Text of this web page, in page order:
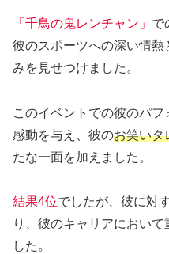
「千鳥の鬼レンチャン」 で
彼のスポーツへの深い情熱
みを見せつけました。
このイベントでの彼のパ
感動を与え、彼のお笑いタ
たな一面を加えました。
結果4位でしたが、彼に対
り、彼のキャリアにおい
した。